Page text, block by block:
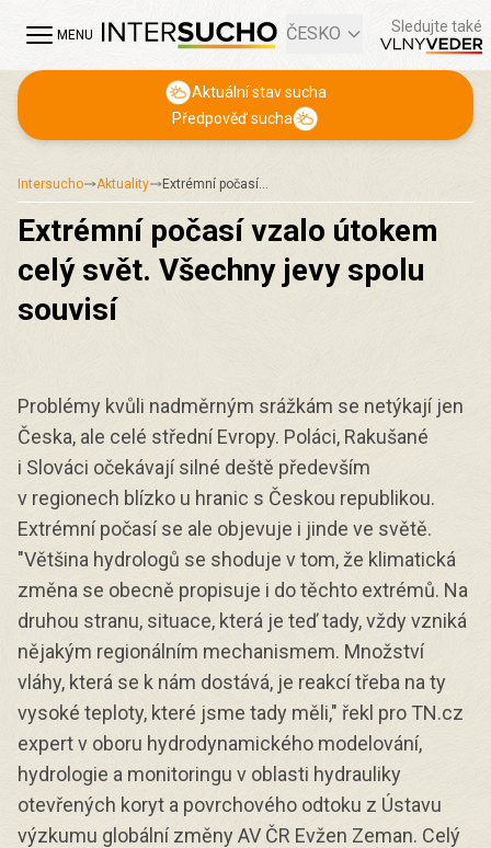
MENU ČESKO Sledujte také
Aktuální stav sucha
Předpověď sucha
Intersucho Aktuality Extrémní počasí…
Extrémní počasí vzalo útokem
celý svět. Všechny jevy spolu
souvisí
Problémy kvůli nadměrným srážkám se netýkají jen
Česka, ale celé střední Evropy. Poláci, Rakušané
i Slováci očekávají silné deště především
v regionech blízko u hranic s Českou republikou.
Extrémní počasí se ale objevuje i jinde ve světě.
"Většina hydrologů se shoduje v tom, že klimatická
změna se obecně propisuje i do těchto extrémů. Na
druhou stranu, situace, která je teď tady, vždy vzniká
nějakým regionálním mechanismem. Množství
vláhy, která se k nám dostává, je reakcí třeba na ty
vysoké teploty, které jsme tady měli," řekl pro TN.cz
expert v oboru hydrodynamického modelování,
hydrologie a monitoringu v oblasti hydrauliky
otevřených koryt a povrchového odtoku z Ústavu
výzkumu globální změny AV ČR Evžen Zeman. Celý